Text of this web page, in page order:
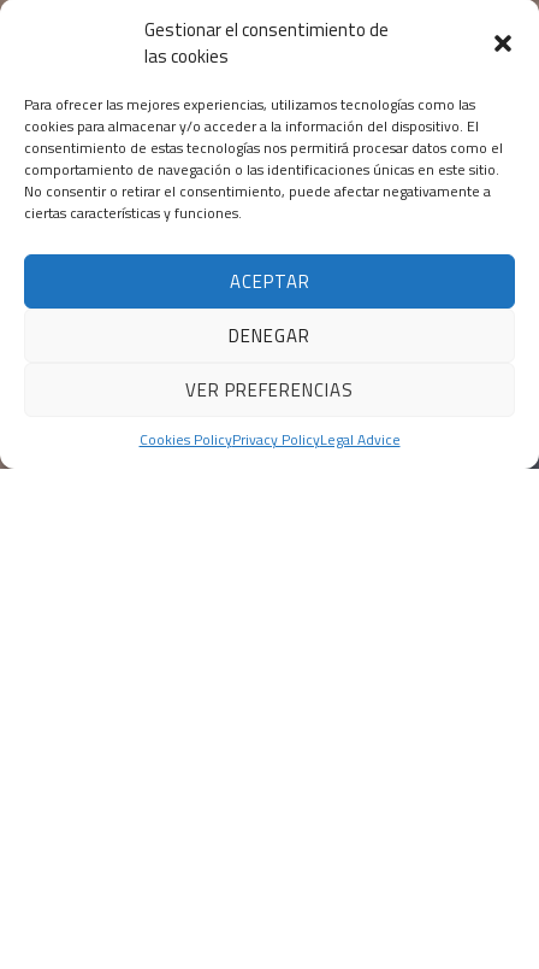
Gestionar el consentimiento de
las cookies
Para ofrecer las mejores experiencias, utilizamos tecnologías como las
cookies para almacenar y/o acceder a la información del dispositivo. El
consentimiento de estas tecnologías nos permitirá procesar datos como el
comportamiento de navegación o las identificaciones únicas en este sitio.
No consentir o retirar el consentimiento, puede afectar negativamente a
ciertas características y funciones.
ACEPTAR
DENEGAR
VER PREFERENCIAS
Cookies PolicyPrivacy PolicyLegal Advice